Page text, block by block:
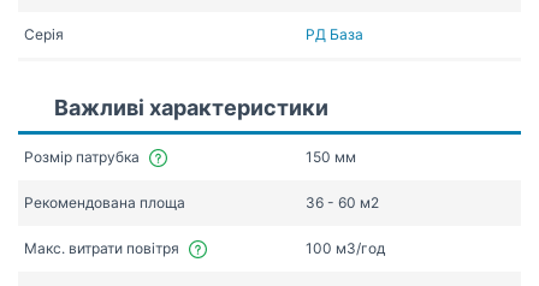
Серія РД База
Важливі характеристики
Розмір патрубка 150 мм
Рекомендована площа 36 - 60 м2
Макс. витрати повітря 100 мЗ/год